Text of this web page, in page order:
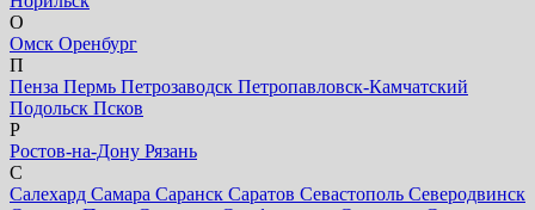
О
Омск Оренбург
П
Пенза Пермь Петрозаводск Петропавловск-Камчатский
Подольск Псков
Р
Ростов-на-Дону Рязань
С
Салехард Самара Саранск Саратов Севастополь Северодвинск